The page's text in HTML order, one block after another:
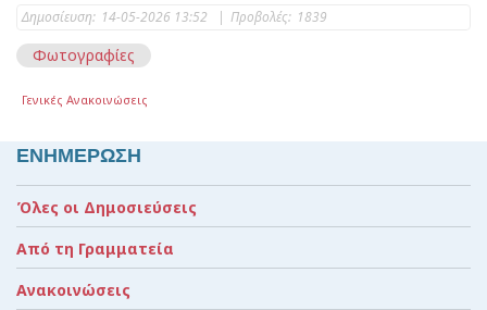
Δημοσίευση: 14-05-2026 13:52 | Προβολές: 1839
Φωτογραφίες
Γενικές Ανακοινώσεις
ΕΝΗΜΕΡΩΣΗ
Όλες οι Δημοσιεύσεις
Από τη Γραμματεία
Ανακοινώσεις